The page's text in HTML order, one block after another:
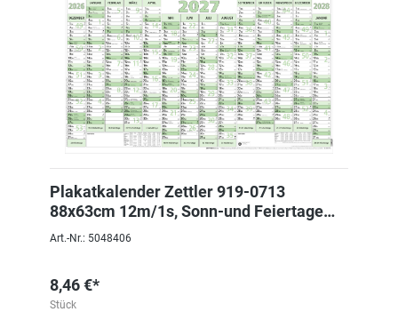
Plakatkalender Zettler 919-0713
88x63cm 12m/1s, Sonn-und Feiertage
Hervorgehobe
Art.-Nr.: 5048406
8,46 €*
Stück